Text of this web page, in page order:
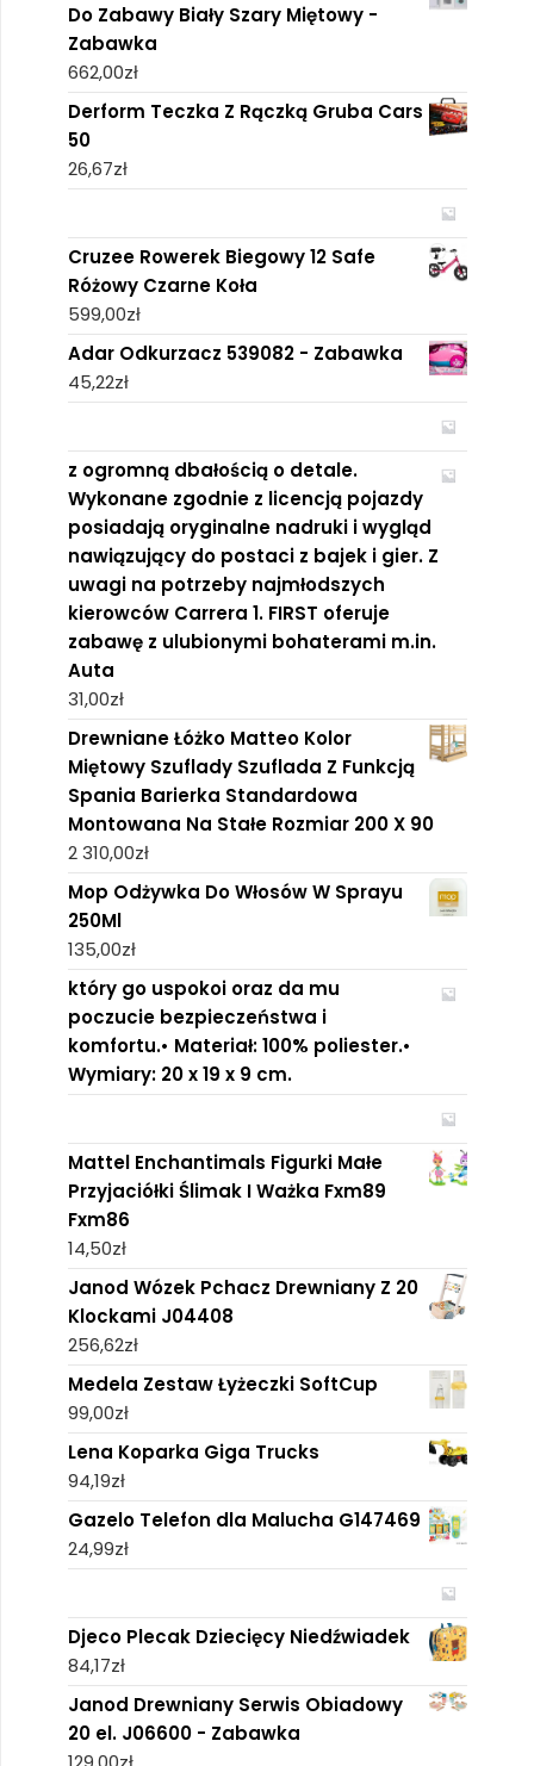
Do Zabawy Biały Szary Miętowy -
Zabawka
662,00zł
Derform Teczka Z Rączką Gruba Cars
50
26,67zł
Cruzee Rowerek Biegowy 12 Safe
Różowy Czarne Koła
599,00zł
Adar Odkurzacz 539082 - Zabawka
45,22zł
z ogromną dbałością o detale.
Wykonane zgodnie z licencją pojazdy
posiadają oryginalne nadruki i wygląd
nawiązujący do postaci z bajek i gier. Z
uwagi na potrzeby najmłodszych
kierowców Carrera 1. FIRST oferuje
zabawę z ulubionymi bohaterami m.in.
Auta
31,00zł
Drewniane Łóżko Matteo Kolor
Miętowy Szuflady Szuflada Z Funkcją
Spania Barierka Standardowa
Montowana Na Stałe Rozmiar 200 X 90
2 310,00zł
Mop Odżywka Do Włosów W Sprayu
250Ml
135,00zł
który go uspokoi oraz da mu
poczucie bezpieczeństwa i
komfortu.• Materiał: 100% poliester.•
Wymiary: 20 x 19 x 9 cm.
Mattel Enchantimals Figurki Małe
Przyjaciółki Ślimak I Ważka Fxm89
Fxm86
14,50zł
Janod Wózek Pchacz Drewniany Z 20
Klockami J04408
256,62zł
Medela Zestaw Łyżeczki SoftCup
99,00zł
Lena Koparka Giga Trucks
94,19zł
Gazelo Telefon dla Malucha G147469
24,99zł
Djeco Plecak Dziecięcy Niedźwiadek
84,17zł
Janod Drewniany Serwis Obiadowy
20 el. J06600 - Zabawka